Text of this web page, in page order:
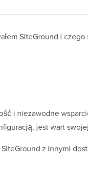
SiteGround i
i niezawodne
jest wart
z innymi